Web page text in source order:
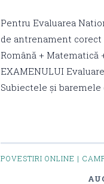
Pentru Evaluarea
de antrenament
Română + Matematică
EXAMENULUI
Subiectele și
POVESTIRI ONLINE |